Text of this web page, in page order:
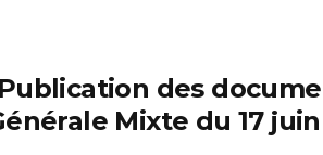
Publication des
Mixte du 17 juin